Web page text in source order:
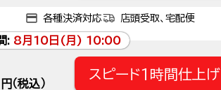
各種決済対応 店頭受取、宅配便
: 8月10日(月) 10:00
円（税込）
スピード1時間仕上げ